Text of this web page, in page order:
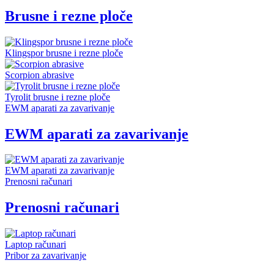
Brusne i rezne ploče
Klingspor brusne i rezne ploče
Scorpion abrasive
Tyrolit brusne i rezne ploče
EWM aparati za zavarivanje
EWM aparati za zavarivanje
EWM aparati za zavarivanje
Prenosni računari
Prenosni računari
Laptop računari
Pribor za zavarivanje